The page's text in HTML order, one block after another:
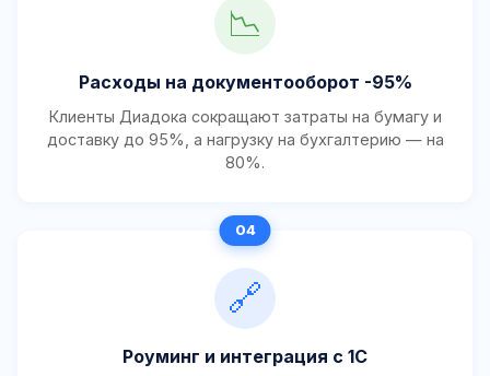
📉
Расходы на документооборот -95%
Клиенты Диадока сокращают затраты на бумагу и
доставку до 95%, а нагрузку на бухгалтерию — на
80%.
🔗
Роуминг и интеграция с 1С